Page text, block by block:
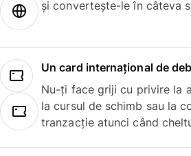
și convertește-le în câteva
Un card internațional de
Nu-ți face griji cu privire la
la cursul de schimb sau la
tranzacție atunci când